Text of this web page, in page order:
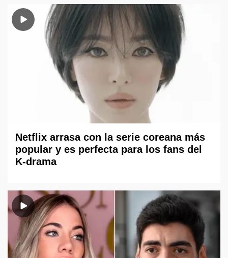
Netflix arrasa con la serie coreana más
popular y es perfecta para los fans del
K-drama